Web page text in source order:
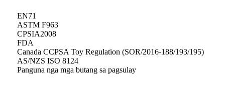
EN71
ASTM F963
CPSIA2008
FDA
Canada CCPSA Toy Regulation (SOR/2016-188/193/195)
AS/NZS ISO 8124
Panguna nga mga butang sa pagsulay